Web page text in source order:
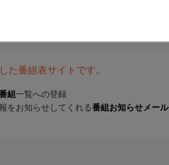
た番組表サイトです。
組一覧への登録
をお知らせしてくれる番組お知らせメール